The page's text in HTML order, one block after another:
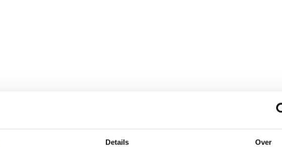
Details Over